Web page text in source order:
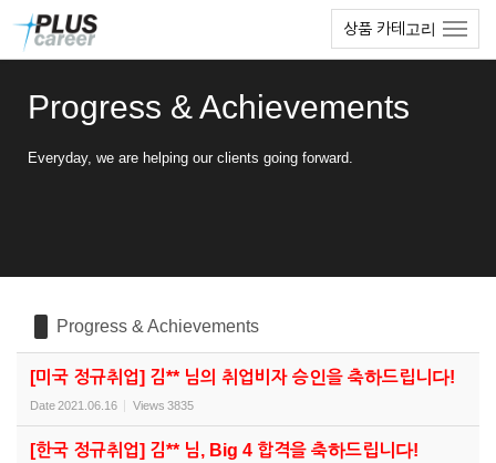
상품 카테고리
Progress & Achievements
Everyday, we are helping our clients going forward.
Progress & Achievements
[미국 정규취업] 김** 님의 취업비자 승인을 축하드립니다!
Date2021.06.16 Views 3835
[한국 정규취업] 김** 님, Big 4 합격을 축하드립니다!